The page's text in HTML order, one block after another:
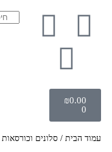
₪0.00
עמוד הבית/ סלונים וכורסאות/